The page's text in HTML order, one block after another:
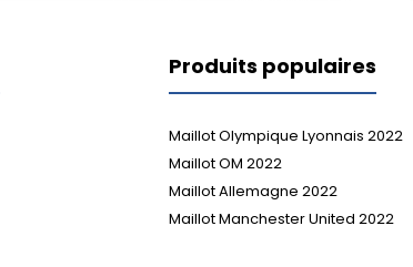
Produits populaires
Maillot Olympique Lyonnais 2022
Maillot OM 2022
Maillot Allemagne 2022
Maillot Manchester United 2022